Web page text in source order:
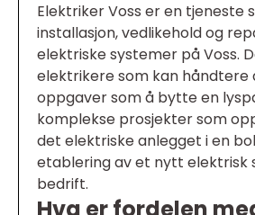
Elektriker Voss er en tjeneste
installasjon, vedlikehold og
elektriske systemer på Voss.
elektrikere som kan håndtere
oppgaver som å bytte en
komplekse prosjekter som
det elektriske anlegget i en
etablering av et nytt elektrisk
bedrift.